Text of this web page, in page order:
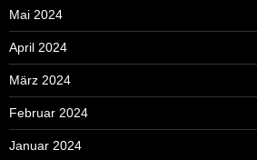
Mai 2024
April 2024
März 2024
Februar 2024
Januar 2024